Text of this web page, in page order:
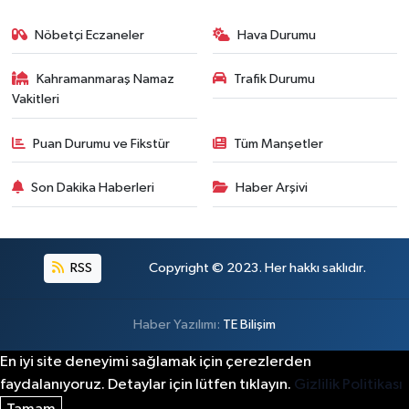
Nöbetçi Eczaneler Hava Durumu
Kahramanmaraş Namaz
Vakitleri
Trafik Durumu
Puan Durumu ve Fikstür Tüm Manşetler
Son Dakika Haberleri Haber Arşivi
RSS Copyright © 2023. Her hakkı saklıdır.
Haber Yazılımı: TE Bilişim
En iyi site deneyimi sağlamak için çerezlerden
faydalanıyoruz. Detaylar için lütfen tıklayın. Gizlilik Politikası